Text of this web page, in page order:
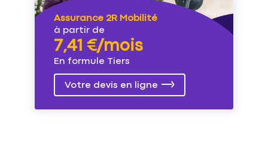
Assurance 2R Mobilité
à partir de
7,41 €/mois
En formule Tiers
Votre devis en ligne